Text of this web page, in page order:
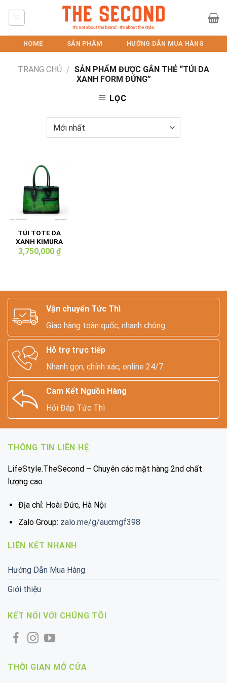
HOME SẢN PHẨM HƯỚNG DẪN MUA HÀNG
TRANG CHỦ / SẢN PHẨM ĐƯỢC GẮN THẺ “TÚI DA
XANH FORM ĐỨNG”
LỌC
TÚI TOTE DA
XANH KIMURA
STUDIO
3,750,000 ₫
Vận chuyển Tức Thì
Giao hàng toàn quốc, nhanh chóng.
Hỗ trợ trực tiếp
Nhanh gọn, chính xác, online 24/7
Cam Kết Nguồn Hàng
Hỏi Đáp Tức Thì
THÔNG TIN LIÊN HỆ
LifeStyle.TheSecond – Chuyên các mặt hàng 2nd chất
lượng cao
Địa chỉ: Hoài Đức, Hà Nội
Zalo Group: zalo.me/g/aucmgf398
LIÊN KẾT NHANH
Hướng Dẫn Mua Hàng
Giới thiệu
KẾT NỐI VỚI CHÚNG TÔI
THỜI GIAN MỞ CỬA